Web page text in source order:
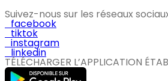
Suivez-nous sur les réseaux
facebook
tiktok
instagram
linkedin
TÉLÉCHARGER L’APPLICATION